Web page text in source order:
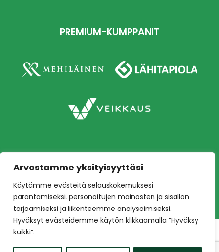
Arvostamme yksityisyyttäsi
Käytämme evästeitä selauskokemuksesi
parantamiseksi, personoitujen mainosten ja sisällön
tarjoamiseksi ja liikenteemme analysoimiseksi.
Hyväksyt evästeidemme käytön klikkaamalla ”Hyväksy
kaikki”.
PREMIUM-KUMPPANIT
edustusjoukkue
Toteutus:Mainostoimisto Värikäs